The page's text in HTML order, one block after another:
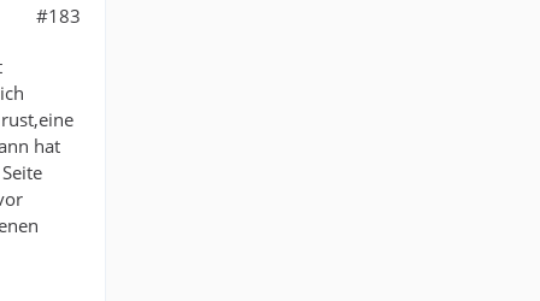
#183
hat